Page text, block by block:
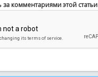
за комментариями этой статьи